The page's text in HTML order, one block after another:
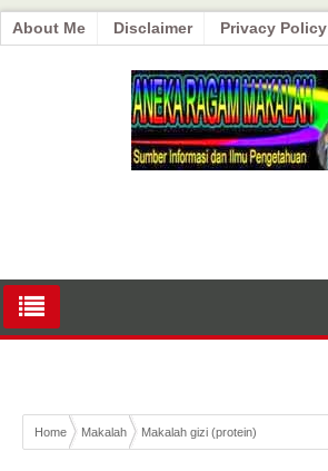
About Me Disclaimer Privacy Policy
Home Makalah Makalah gizi (protein)